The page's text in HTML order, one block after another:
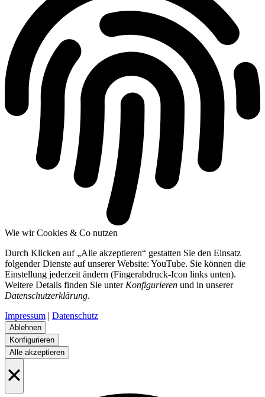
Wie wir Cookies & Co nutzen
Durch Klicken auf „Alle akzeptieren“ gestatten Sie den Einsatz
folgender Dienste auf unserer Website: YouTube. Sie können die
Einstellung jederzeit ändern (Fingerabdruck-Icon links unten).
Weitere Details finden Sie unter Konfigurieren und in unserer
Datenschutzerklärung.
Impressum | Datenschutz
Ablehnen
Konfigurieren
Alle akzeptieren